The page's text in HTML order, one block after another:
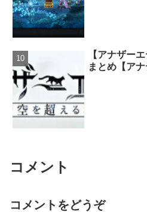
【アナザー
まとめ【アナ
コメント
コメントをどうぞ